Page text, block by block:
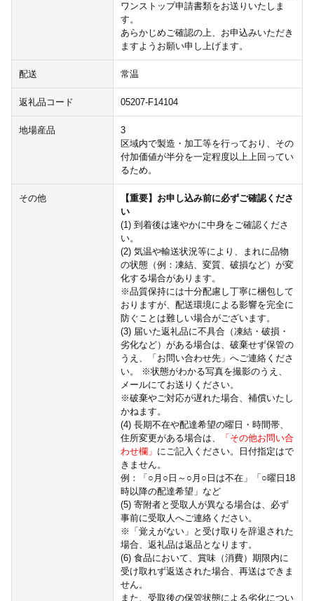
ワンストップ申請書類をお送りいたしま
す。
あらかじめご確認の上、お申込みいただき
ますようお願い申し上げます。
配送 常温
返礼品コード 05207-F14104
地場産品
3
区域内で製造・加工等を行っており、その
付加価値が半分を一定程度以上上回ってい
るため。
その他
【重要】お申し込み前に必ずご確認くださ
い
(1) 到着後は速やかに中身をご確認くださ
い。
(2) 気温や輸送状況等により、まれに品物
の状態（例：凍結、変質、破損など）が変
化する場合があります。
※品質保持には十分配慮し丁寧に梱包して
おりますが、配送環境による影響を完全に
防ぐことは難しい場合がございます。
(3) 届いた返礼品に不具合（凍結・破損・
劣化など）がある場合は、破棄せず保管の
うえ、「お問い合わせ先」へご連絡くださ
い。 ※状態がわかる写真を撮影のうえ、
メールにてお送りください。
※破棄やご対応が遅れた場合、補償いたし
かねます。
(4) 長期不在や配達希望の曜日・時間帯、
住所変更がある場合は、
「その他お問い合
わせ欄」 にご記入ください。日付指定はで
きません。
例：「○月○日～○月○日は不在」「○曜日18
時以降の配達希望」など
(5) 寄附者と受取人が異なる場合は、必ず
事前に受取人へご連絡ください。
※「覚えがない」と受け取りを辞退された
場合、返礼品は返品となります。
(6) 食品において、賞味（消費）期限内に
受け取れず返送された場合、再送はできま
せん。
また、受取後の保管状態による劣化につい